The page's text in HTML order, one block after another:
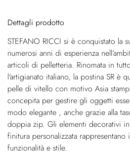
Dettagli prodotto
STEFANO RICCI si è conquistato la
numerosi anni di esperienza
articoli di pelletteria. Rinomata in
l'artigianato italiano, la postina SR è
pelle di vitello con motivo Asia
concepita per gestire gli oggetti
modo elegante , anche grazie alla
doppia zip. Gli elementi decorativi
finitura personalizzata
funzionalità e stile.